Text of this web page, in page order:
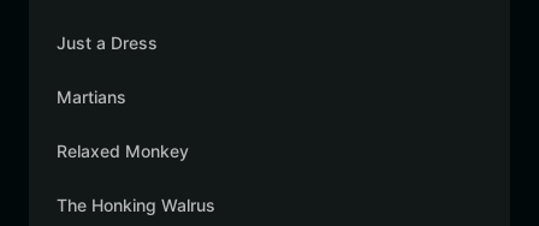
Just a Dress
Martians
Relaxed Monkey
The Honking Walrus